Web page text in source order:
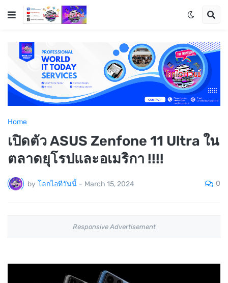
Home
เปิดตัว ASUS Zenfone 11 Ultra ใน
ตลาดยุโรปและอเมริกา !!!!
by โลกไอทีวันนี้ - March 15, 2024 0
Responsive Advertisement